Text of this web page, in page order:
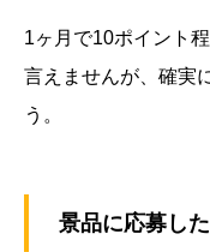
1ヶ月で10ポイント
言えませんが、確実
う。
景品に応募し